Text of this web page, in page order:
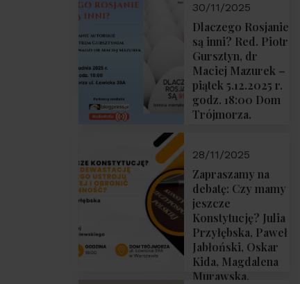
Muzeum
Żołnierzy
Wyklętych i
Więźniów
Politycznych PRL
o godz. 16:00 – 19
grudnia 2025 r.
30/11/2025
Dlaczego Rosjanie
są inni? Red. Piotr
Gursztyn, dr
Maciej Mazurek –
piątek 5.12.2025 r.
godz. 18:00 Dom
Trójmorza.
28/11/2025
Zapraszamy na
debatę: Czy mamy
jeszcze
Konstytucję? Julia
Przyłębska, Paweł
Jabłoński, Oskar
Kida, Magdalena
Murawska,